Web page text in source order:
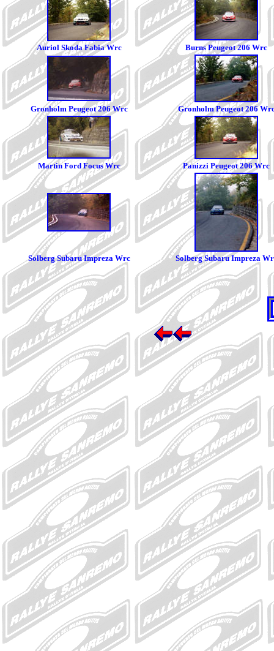
Auriol Skoda Fabia Wrc Burns Peugeot 206 Wrc
Gronholm Peugeot 206 Wrc Gronholm Peugeot 206
Martin Ford Focus Wrc Panizzi Peugeot 206 Wrc
Solberg Subaru Impreza Wrc Solberg Subaru Impreza